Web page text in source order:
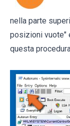
nella parte
posizioni vuote"
questa